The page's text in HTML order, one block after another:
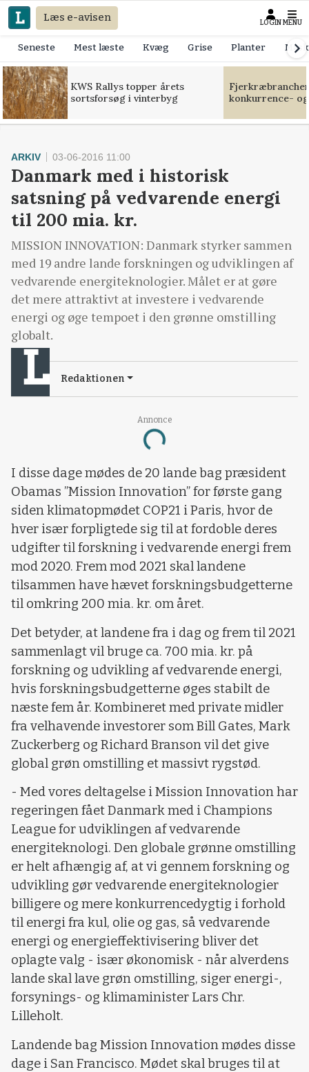
Læs e-avisen LOGIN MENU
Seneste Mest læste Kvæg Grise Planter
KWS Rallys topper årets
sortsforsøg i vinterbyg
konkurrence-
Annonce
Loading...
ARKIV 03-06-2016 11:00
Danmark med i historisk
satsning på vedvarende energi
til 200 mia. kr.
MISSION INNOVATION: Danmark styrker sammen
med 19 andre lande forskningen og udviklingen af
vedvarende energiteknologier. Målet er at gøre
det mere attraktivt at investere i vedvarende
energi og øge tempoet i den grønne omstilling
globalt.
Redaktionen
I disse dage mødes de 20 lande bag præsident
Obamas ”Mission Innovation” for første gang
siden klimatopmødet COP21 i Paris, hvor de
hver især forpligtede sig til at fordoble deres
udgifter til forskning i vedvarende energi frem
mod 2020. Frem mod 2021 skal landene
tilsammen have hævet forskningsbudgetterne
til omkring 200 mia. kr. om året.
Det betyder, at landene fra i dag og frem til 2021
sammenlagt vil bruge ca. 700 mia. kr. på
forskning og udvikling af vedvarende energi,
hvis forskningsbudgetterne øges stabilt de
næste fem år. Kombineret med private midler
fra velhavende investorer som Bill Gates, Mark
Zuckerberg og Richard Branson vil det give
global grøn omstilling et massivt rygstød.
- Med vores deltagelse i Mission Innovation har
regeringen fået Danmark med i Champions
League for udviklingen af vedvarende
energiteknologi. Den globale grønne omstilling
er helt afhængig af, at vi gennem forskning og
udvikling gør vedvarende energiteknologier
billigere og mere konkurrencedygtig i forhold
til energi fra kul, olie og gas, så vedvarende
energi og energieffektivisering bliver det
oplagte valg - især økonomisk - når alverdens
lande skal lave grøn omstilling, siger energi-,
forsynings- og klimaminister Lars Chr.
Lilleholt.
Landende bag Mission Innovation mødes disse
dage i San Francisco. Mødet skal bruges til at